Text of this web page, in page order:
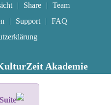
Share
Team
Support
FAQ
Akademie